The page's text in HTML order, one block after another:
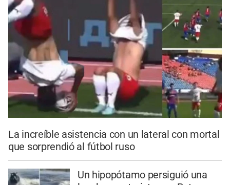
La increíble asistencia con un lateral con mortal
que sorprendió al fútbol ruso
Un hipopótamo persiguió una